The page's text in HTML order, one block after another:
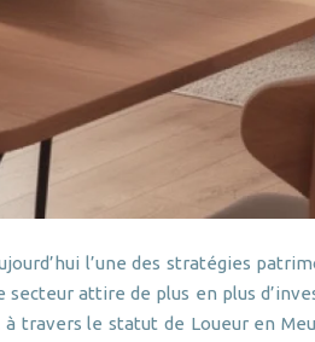
l’une des stratégies
attire de plus en plus
travers le statut de Loueur en